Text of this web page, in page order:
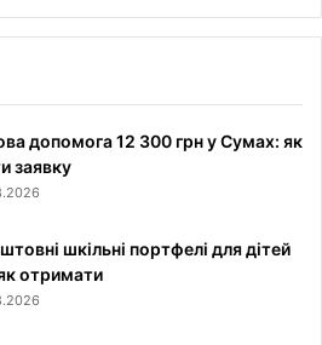
допомога 12 300 грн у Сумах: як
заявку
шкільні портфелі для дітей
отримати